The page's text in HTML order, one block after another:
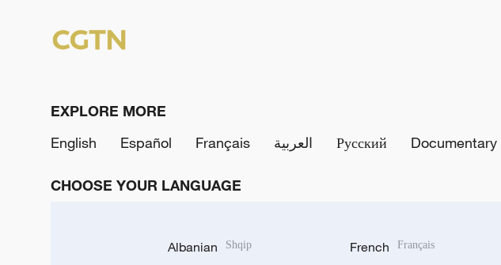
EXPLORE MORE
English
Español Français العربية Русский Documentary
CHOOSE YOUR LANGUAGE
Albanian Shqip French Français